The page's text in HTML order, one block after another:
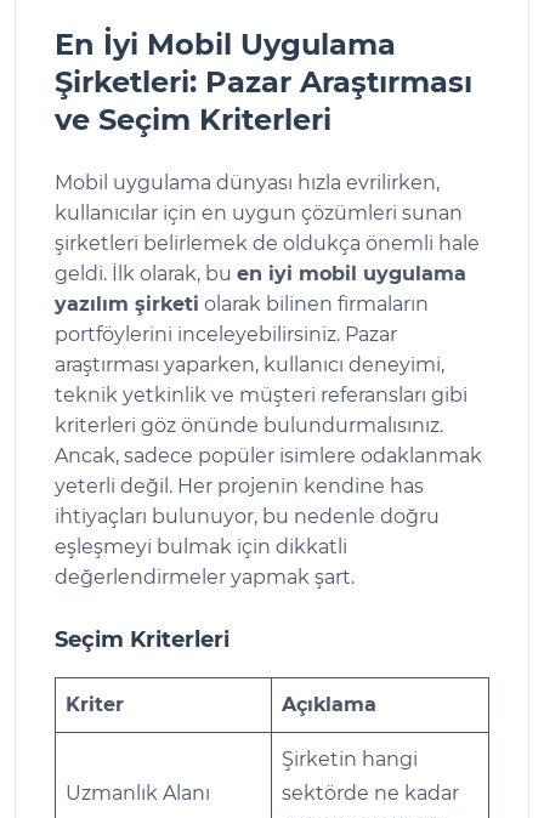
En İyi Mobil Uygulama
Şirketleri: Pazar Araştırması
ve Seçim Kriterleri
Mobil uygulama dünyası hızla evrilirken,
kullanıcılar için en uygun çözümleri sunan
şirketleri belirlemek de oldukça önemli hale
geldi. İlk olarak, bu en iyi mobil uygulama
yazılım şirketi olarak bilinen firmaların
portföylerini inceleyebilirsiniz. Pazar
araştırması yaparken, kullanıcı deneyimi,
teknik yetkinlik ve müşteri referansları gibi
kriterleri göz önünde bulundurmalısınız.
Ancak, sadece popüler isimlere odaklanmak
yeterli değil. Her projenin kendine has
ihtiyaçları bulunuyor, bu nedenle doğru
eşleşmeyi bulmak için dikkatli
değerlendirmeler yapmak şart.
Seçim Kriterleri
Kriter Açıklama
Uzmanlık Alanı
Şirketin hangi
sektörde ne kadar